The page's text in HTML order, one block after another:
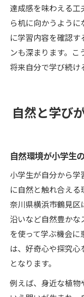
達成感を味わえる工
ら机に向かうよう
に学習内容を確認
ンも深まります。こ
将来自分で学び続け
自然と学び
自然環境が小学生
小学生が自分から
に自然と触れ合え
奈川県横浜市鶴見
沿いなど自然豊か
を使って学ぶ機会
は、好奇心や探究
となります。
例えば、身近な植物